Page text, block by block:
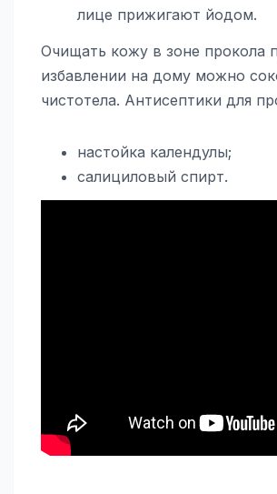
лице прижигают йодом.
Очищать кожу в зоне прокола
избавлении на дому можно
чистотела. Антисептики для
настойка календулы;
салициловый спирт.